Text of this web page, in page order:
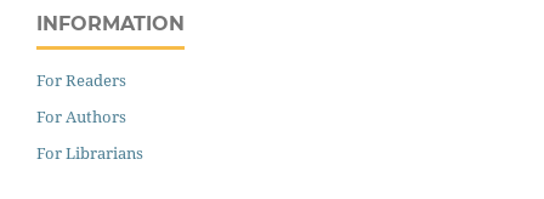
INFORMATION
For Readers
For Authors
For Librarians